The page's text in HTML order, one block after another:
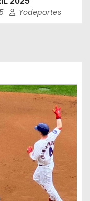
Yodeportes